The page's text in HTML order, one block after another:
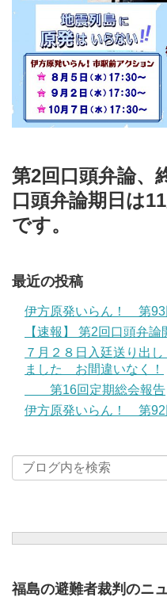
第2回口頭弁論、
口頭弁論期日は
です。
最近の投稿
伊方原発いらん！ 第
【速報】 第2回口頭弁論
７月２８日入廷送り出
ました お間違いなく！
第16回定期総会報告
伊方原発いらん！ 第
福島の避難者裁判のニ